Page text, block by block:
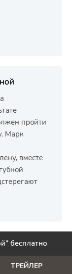
пройти
Марк
вместе
бесплатно
ТРЕЙЛЕР